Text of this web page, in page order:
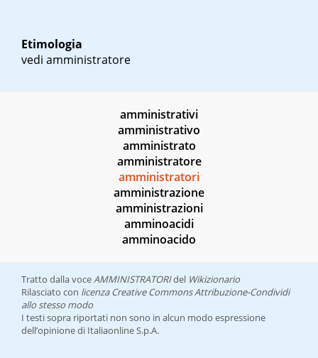
Etimologia
vedi amministratore
amministrativi
amministrativo
amministrato
amministratore
amministratori
amministrazione
amministrazioni
amminoacidi
amminoacido
Tratto dalla voceAMMINISTRATORIdel Wikizionario
Rilasciato con licenza Creative Commons Attribuzione-Condividi
allo stesso modo
I testi sopra riportati non sono in alcun modo espressione
dell’opinione di Italiaonline S.p.A.